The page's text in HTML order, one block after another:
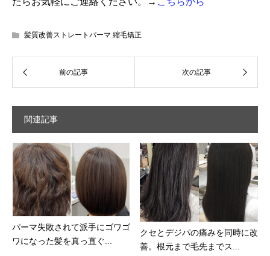
髪質改善ストレートパーマ 縮毛矯正
関連記事
パーマ失敗されて派手にゴワゴ
ワになった髪を真っ直ぐ...
クセとデジパの痛みを同時に改
善。根元まで毛先までス...